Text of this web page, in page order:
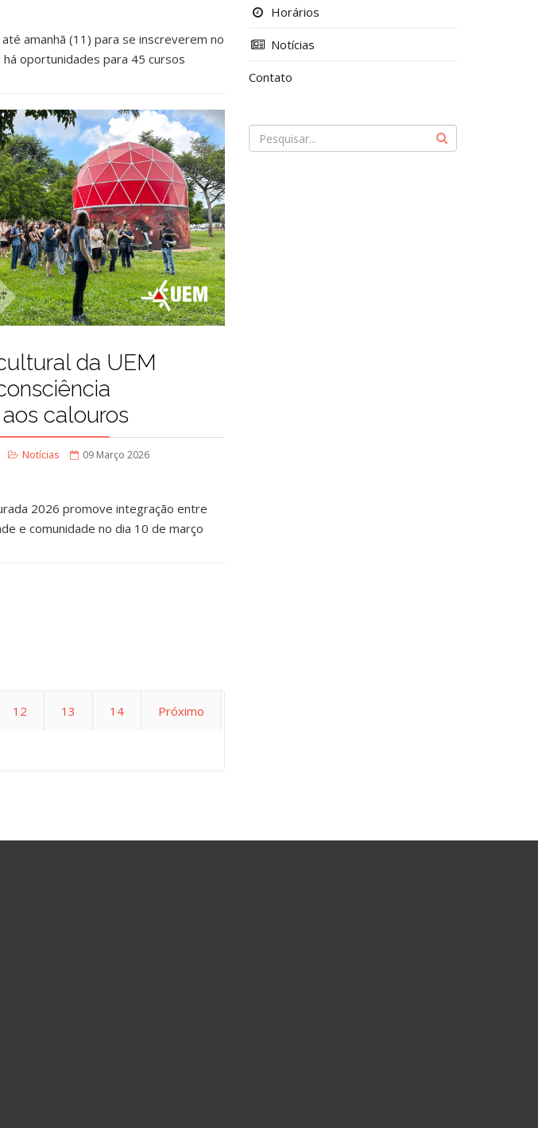
amanhã (11) para se inscreverem no
oportunidades para 45 cursos
da UEM
calouros
Notícias
09 Março 2026
2026 promove integração entre
e comunidade no dia 10 de março
12 13 14 Próximo
Horários
Notícias
Contato